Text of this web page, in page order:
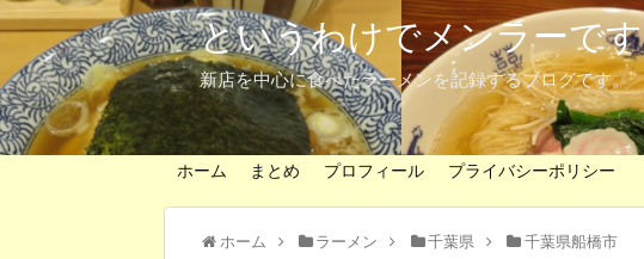
というわけでメンラーです
新店を中心に食べたラーメンを記録するブログです。
ホーム まとめ プロフィール プライバシーポリシー
ホーム ラーメン 千葉県 千葉県船橋市